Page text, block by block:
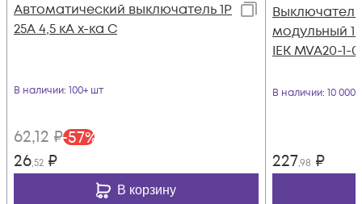
Автоматический выключатель 1Р
25А 4,5 кА х-ка С
В наличии: 100+ шт
62,12 ₽-57%
26,52 ₽
В корзину
модульный
IEK MVA20-1-
В наличии: 10
227,98 ₽